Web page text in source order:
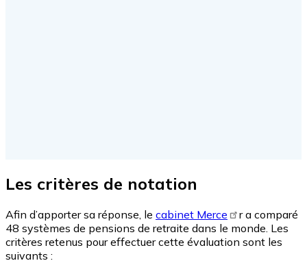
Les critères de notation
Afin d’apporter sa réponse, le cabinet Merce
r a comparé
48 systèmes de pensions de retraite dans le monde. Les
critères retenus pour effectuer cette évaluation sont les
suivants :